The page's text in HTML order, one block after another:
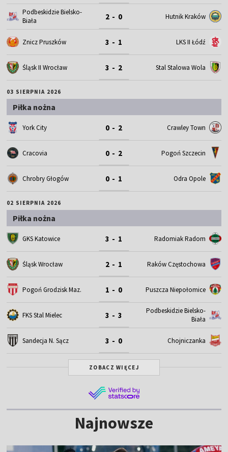
Podbeskidzie Bielsko-
Biała
2 - 0 Hutnik Kraków
Znicz Pruszków 3 - 1 LKS II Łódź
Śląsk II Wrocław 3 - 2 Stal Stalowa Wola
03 SIERPNIA 2026
Piłka nożna
York City 0 - 2 Crawley Town
Cracovia 0 - 2 Pogoń Szczecin
Chrobry Głogów 0 - 1 Odra Opole
02 SIERPNIA 2026
Piłka nożna
GKS Katowice 3 - 1 Radomiak Radom
Śląsk Wrocław 2 - 1 Raków Częstochowa
Pogoń Grodzisk Maz. 1 - 0 Puszcza Niepołomice
FKS Stal Mielec 3 - 3
Podbeskidzie Bielsko-
Biała
Sandecja N. Sącz 3 - 0 Chojniczanka
ZOBACZ WIĘCEJ
Najnowsze